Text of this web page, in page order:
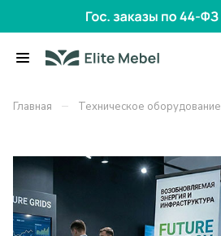
Главная – Техническое оборудование